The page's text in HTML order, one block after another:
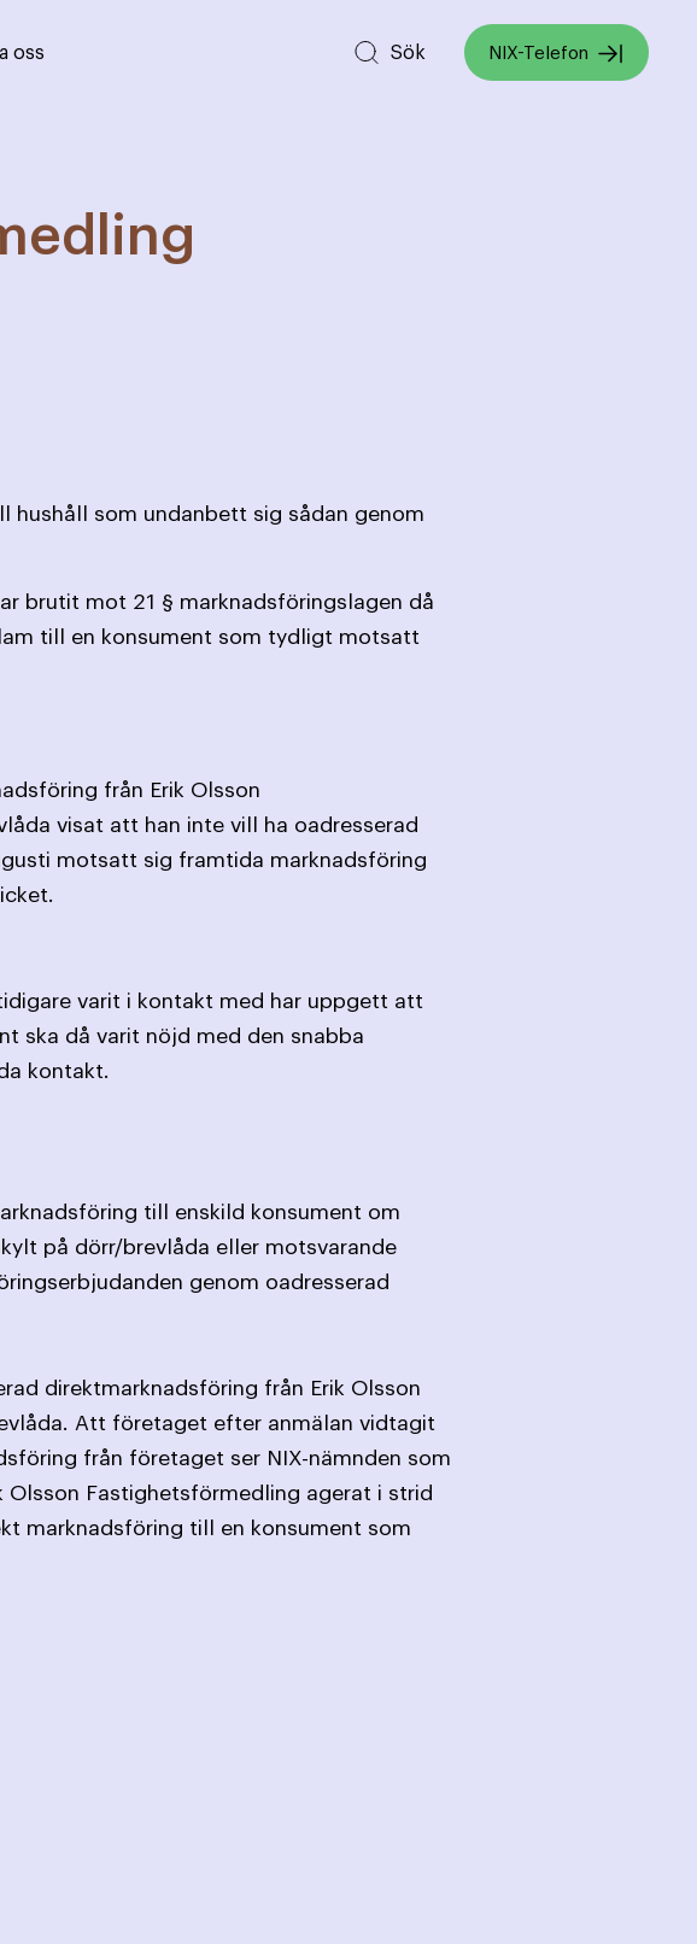
oss Sök NIX-Telefon
hushåll som undanbett sig sådan genom
brutit mot 21 § marknadsföringslagen då
till en konsument som tydligt motsatt
från Erik Olsson
visat att han inte vill ha oadresserad
motsatt sig framtida marknadsföring
varit i kontakt med har uppgett att
ska då varit nöjd med den snabba
kontakt.
till enskild konsument om
på dörr/brevlåda eller motsvarande
genom oadresserad
direktmarknadsföring från Erik Olsson
Att företaget efter anmälan vidtagit
från företaget ser NIX-nämnden som
Olsson Fastighetsförmedling agerat i strid
marknadsföring till en konsument som